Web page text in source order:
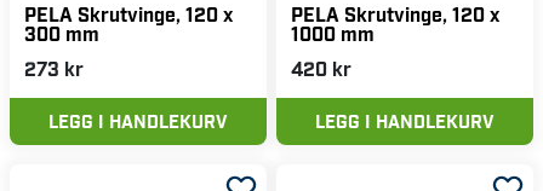
PELA Skrutvinge, 120 x
300 mm
273 kr
LEGG I HANDLEKURV
PELA Skrutvinge, 120 x
1000 mm
420 kr
LEGG I HANDLEKURV